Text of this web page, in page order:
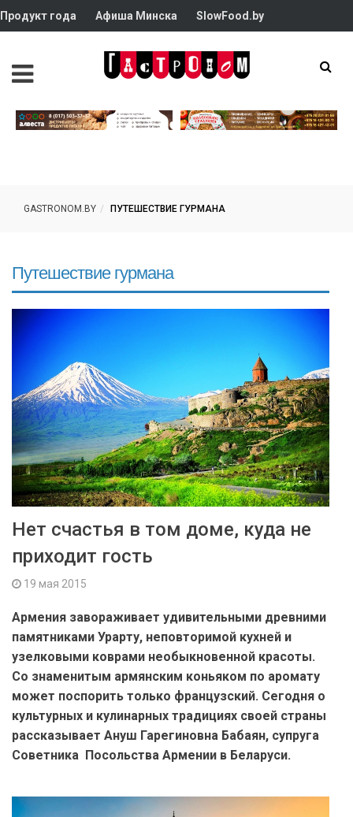
Продукт года Афиша Минска SlowFood.by
GASTRONOM.BY ПУТЕШЕСТВИЕ ГУРМАНА
Путешествие гурмана
Нет счастья в том доме, куда не
приходит гость
19 мая 2015
Армения завораживает удивительными древними
памятниками Урарту, неповторимой кухней и
узелковыми коврами необыкновенной красоты.
Со знаменитым армянским коньяком по аромату
может поспорить только французский. Сегодня о
культурных и кулинарных традициях своей страны
рассказывает Ануш Гарегиновна Бабаян, супруга
Советника Посольства Армении в Беларуси.